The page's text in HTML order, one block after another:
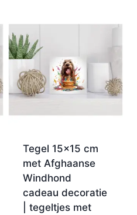
Tegel 15×15 cm
met Afghaanse
Windhond
cadeau decoratie
| tegeltjes met